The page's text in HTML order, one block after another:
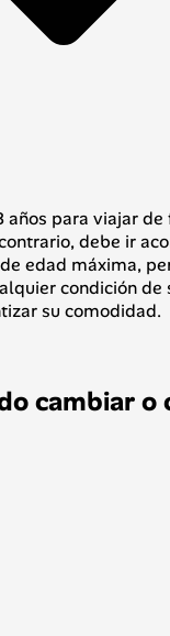
años para viajar de
debe ir
edad máxima,
condición de
su comodidad.
cambiar o